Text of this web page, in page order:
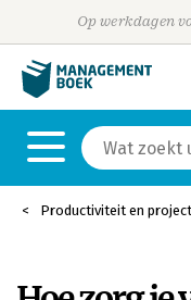
Op werkdagen
Productiviteit en